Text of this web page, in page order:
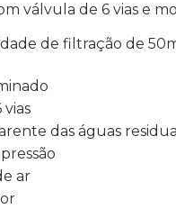
válvula de 6 vias e
de filtração de
vias
das águas
ar